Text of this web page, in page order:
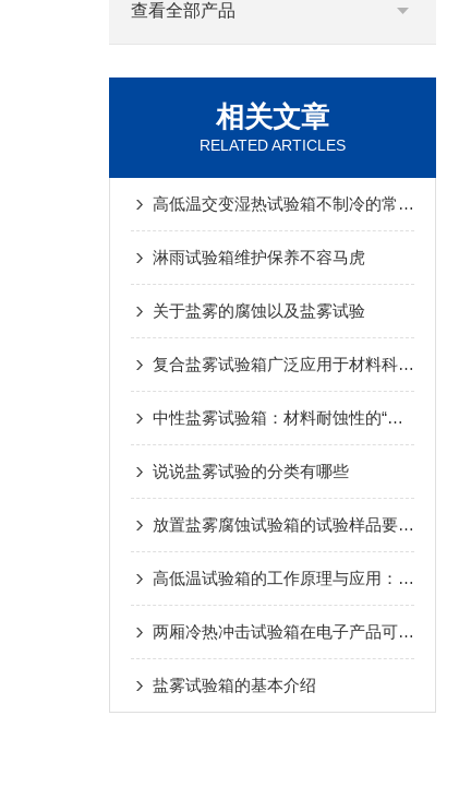
查看全部产品
相关文章
RELATED ARTICLES
高低温交变湿热试验箱不制冷的常见原因
淋雨试验箱维护保养不容马虎
关于盐雾的腐蚀以及盐雾试验
复合盐雾试验箱广泛应用于材料科学领域
中性盐雾试验箱：材料耐蚀性的“检验官”
说说盐雾试验的分类有哪些
放置盐雾腐蚀试验箱的试验样品要注意的事项
高低温试验箱的工作原理与应用：测试材料耐温性能
两厢冷热冲击试验箱在电子产品可靠性测试中的关键作用
盐雾试验箱的基本介绍